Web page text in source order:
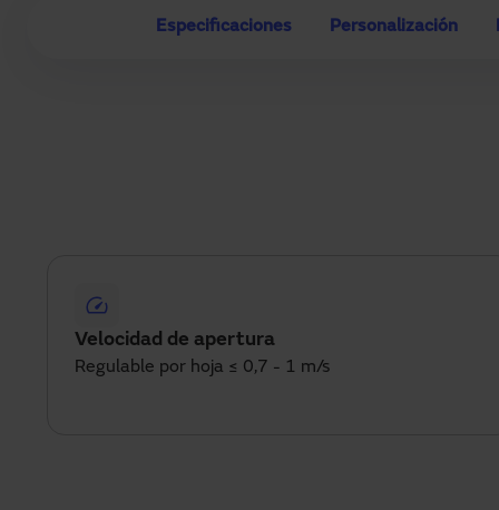
Especificaciones Personalización
Velocidad de apertura
Regulable por hoja ≤ 0,7 - 1 m/s